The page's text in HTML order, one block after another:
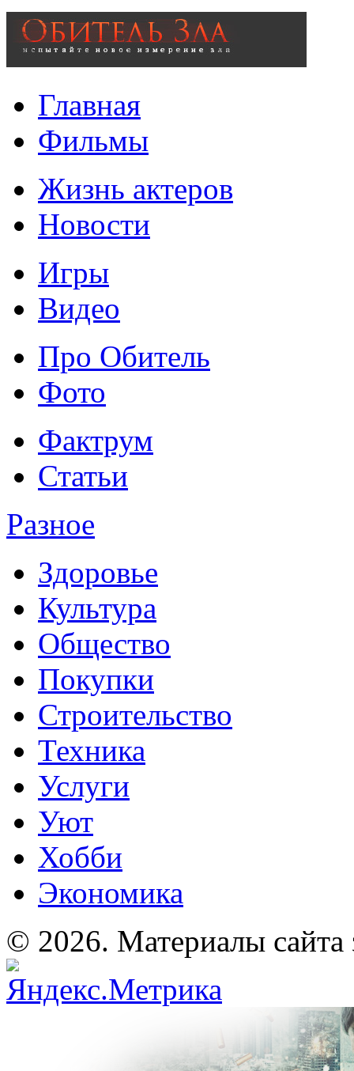
Главная
Фильмы
Жизнь актеров
Новости
Игры
Видео
Про Обитель
Фото
Фактрум
Статьи
Разное
Здоровье
Культура
Общество
Покупки
Строительство
Техника
Услуги
Уют
Хобби
Экономика
© 2026. Материалы